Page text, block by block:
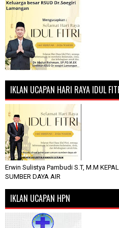
IKLAN UCAPAN HARI RAYA IDUL
Erwin Sulistya Pambudi S.T, M.M
SUMBER DAYA AIR
IKLAN UCAPAN HPN